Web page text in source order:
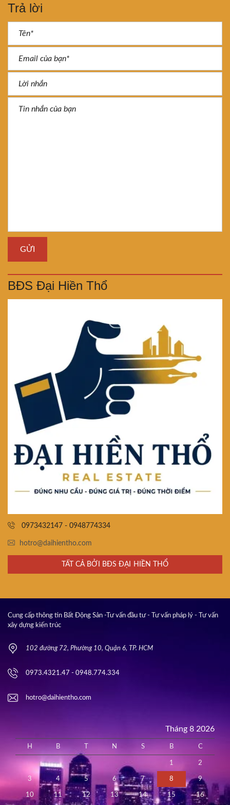
Trả lời
BĐS Đại Hiền Thổ
0973432147 - 0948774334
hotro@daihientho.com
TẤT CẢ BỞI BĐS ĐẠI HIỀN THỔ
Cung cấp thông tin Bất Động Sản -Tư vấn đầu tư - Tư vấn pháp lý - Tư vấn
xây dựng kiến trúc
102 đường 72, Phường 10, Quận 6, TP. HCM
0973.4321.47 - 0948.774.334
hotro@daihientho.com
Tháng 8 2026
H B N S B C
1 2
3 4 5 6 7 8 9
10 11 12 13 14 15 16